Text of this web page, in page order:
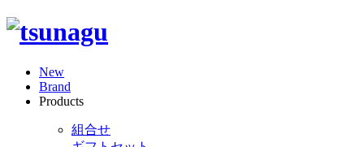
New
Brand
Products
組合せ